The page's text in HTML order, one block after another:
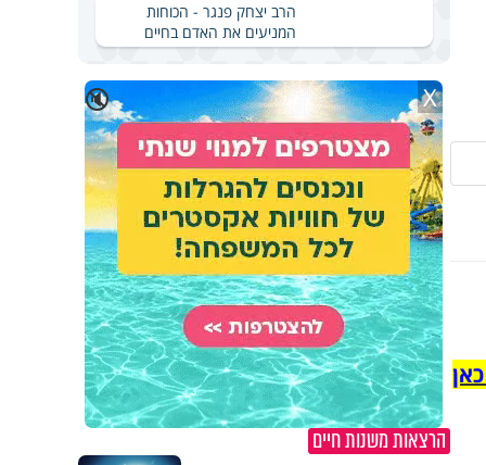
הרב יצחק פנגר - הכוחות
המניעים את האדם בחיים
🔇 X
הרצאות משנות חיים